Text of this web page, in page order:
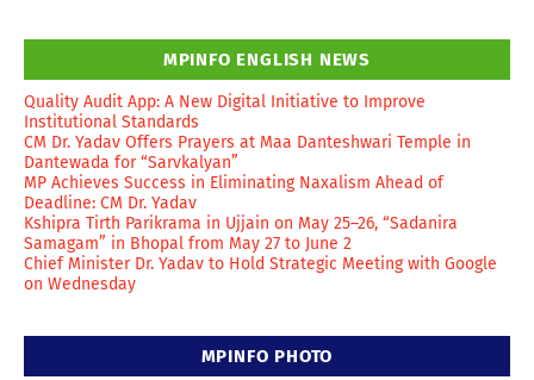
MPINFO ENGLISH NEWS
Quality Audit App: A New Digital Initiative to Improve
Institutional Standards
CM Dr. Yadav Offers Prayers at Maa Danteshwari Temple in
Dantewada for “Sarvkalyan”
MP Achieves Success in Eliminating Naxalism Ahead of
Deadline: CM Dr. Yadav
Kshipra Tirth Parikrama in Ujjain on May 25–26, “Sadanira
Samagam” in Bhopal from May 27 to June 2
Chief Minister Dr. Yadav to Hold Strategic Meeting with Google
on Wednesday
MPINFO PHOTO